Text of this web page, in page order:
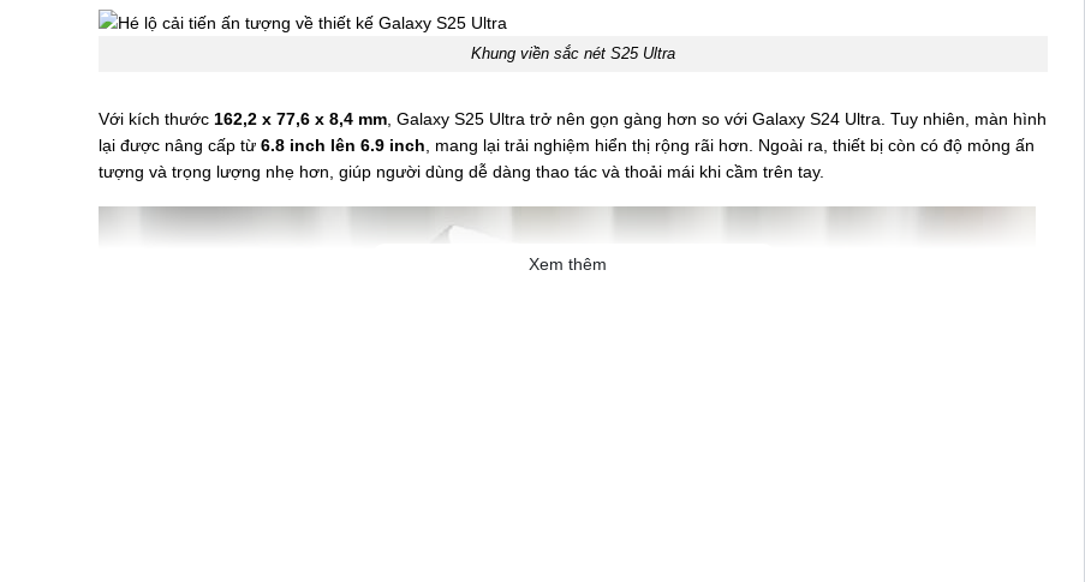
Khung viền sắc nét S25 Ultra
Với kích thước 162,2 x 77,6 x 8,4 mm, Galaxy S25 Ultra trở nên gọn gàng hơn so với Galaxy S24 Ultra. Tuy nhiên, màn hình
lại được nâng cấp từ 6.8 inch lên 6.9 inch , mang lại trải nghiệm hiển thị rộng rãi hơn. Ngoài ra, thiết bị còn có độ mỏng ấn
tượng và trọng lượng nhẹ hơn, giúp người dùng dễ dàng thao tác và thoải mái khi cầm trên tay.
Xem thêm